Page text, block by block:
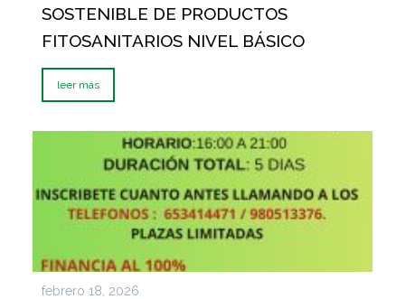
SOSTENIBLE DE PRODUCTOS
FITOSANITARIOS NIVEL BÁSICO
leer más
febrero 18, 2026